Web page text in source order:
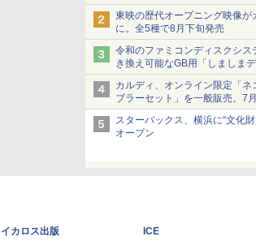
ショーツは1990円に
東映の歴代オープニング映像が
に。全5種で8月下旬発売
令和のファミコンディスクシス
き換え可能なGB用「しましま
ム」
カルディ、オンライン限定「ネ
ブラーセット」を一般販売。7
当選無効分
スターバックス、横浜に“文化
オープン
イカロス出版
ICE